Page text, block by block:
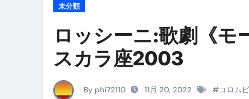
イタリア料理店【営業風景】週末ビ
笑む窓のある家 4K修復版 （ブルーレ
未分類
ロッシーニ:歌劇《モ
スカラ座2003
By phi72110 11月 20, 2022 #コロム